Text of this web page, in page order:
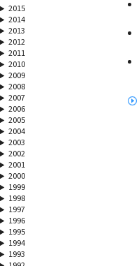
2015
2014
2013
2012
2011
2010
2009
2008
2007
2006
2005
2004
2003
2002
2001
2000
1999
1998
1997
1996
1995
1994
1993